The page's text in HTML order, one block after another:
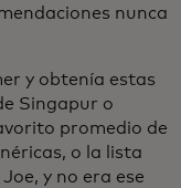
nunca
y obtenía estas
Singapur o
promedio de
o la lista
y no era ese